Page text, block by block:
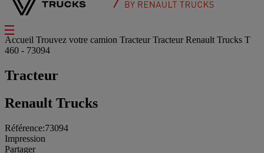
Accueil Trouvez votre camion TracteurTracteur Renault Trucks T
460 - 73094
Tracteur
Renault Trucks
Référence:73094
Impression
Partager